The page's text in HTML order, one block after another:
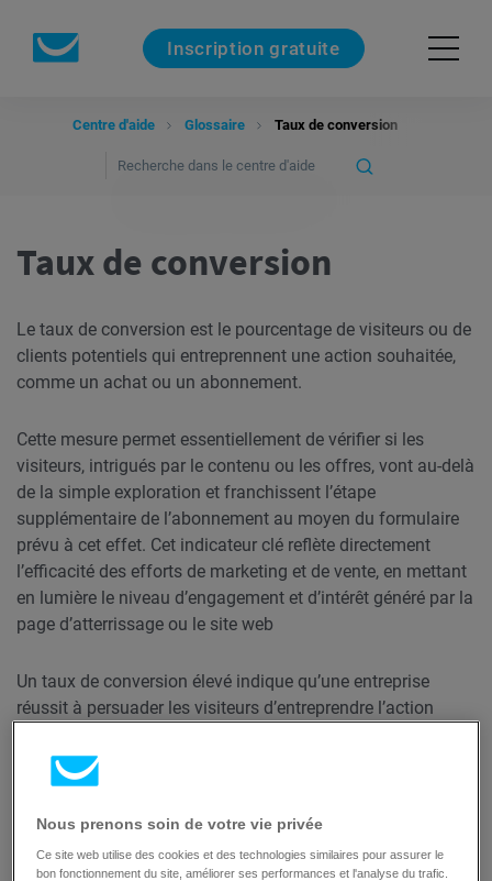
Inscription gratuite
Centre d'aide Glossaire Taux de conversion
Taux de conversion
Le taux de conversion est le pourcentage de visiteurs ou de
clients potentiels qui entreprennent une action souhaitée,
comme un achat ou un abonnement.
Cette mesure permet essentiellement de vérifier si les
visiteurs, intrigués par le contenu ou les offres, vont au-delà
de la simple exploration et franchissent l’étape
supplémentaire de l’abonnement au moyen du formulaire
prévu à cet effet. Cet indicateur clé reflète directement
l’efficacité des efforts de marketing et de vente, en mettant
en lumière le niveau d’engagement et d’intérêt généré par la
page d’atterrissage ou le site web
Un taux de conversion élevé indique qu’une entreprise
réussit à persuader les visiteurs d’entreprendre l’action
revenus et une croissance de l’entreprise. En revanche, un
taux de conversion faible indique que la conception du site
web, l’expérience utilisateur, le message ou les stratégies de
ciblage peuvent poser problème et qu’il convient d’y
remédier.
Nous prenons soin de votre vie privée
Ce site web utilise des cookies et des technologies similaires pour assurer le
bon fonctionnement du site, améliorer ses performances et l'analyse du trafic.